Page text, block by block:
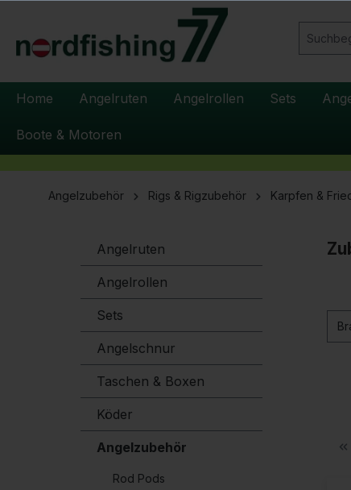
Zur Hauptnavigation springen
Home Angelruten Angelrollen Sets
Boote & Motoren
Angelzubehör Rigs & Rigzubehör Karpfen &
Angelruten
Angelrollen
Sets
Angelschnur
Taschen & Boxen
Köder
Angelzubehör
Rod Pods